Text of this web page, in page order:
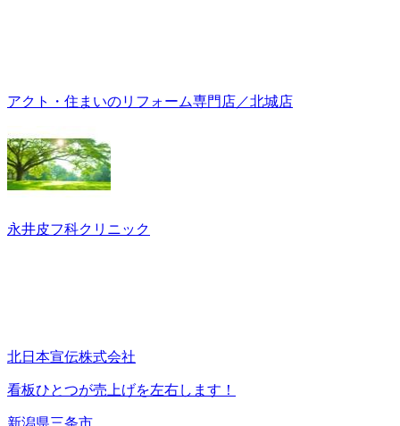
アクト・住まいのリフォーム専門店／北城店
永井皮フ科クリニック
北日本宣伝株式会社
看板ひとつが売上げを左右します！
新潟県三条市